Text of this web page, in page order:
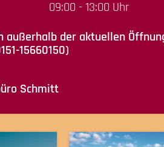
09:00 - 13:00 Uhr
außerhalb der aktuellen
15660150)
Schmitt